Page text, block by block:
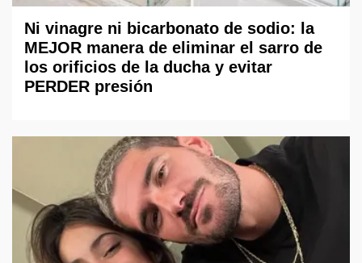
Ni vinagre ni bicarbonato de sodio: la
MEJOR manera de eliminar el sarro de
los orificios de la ducha y evitar
PERDER presión